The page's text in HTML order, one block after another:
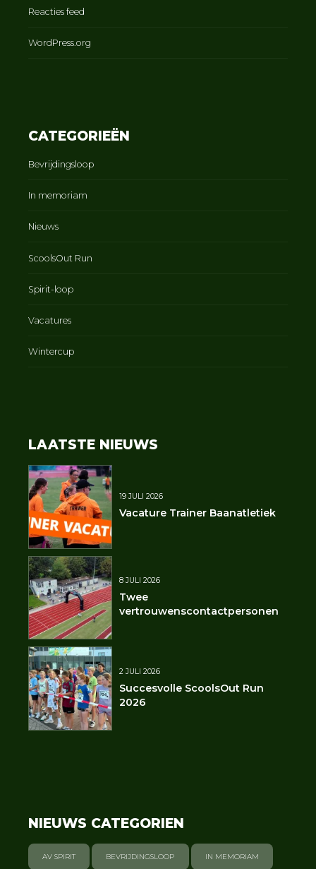
Reacties feed
WordPress.org
CATEGORIEËN
Bevrijdingsloop
In memoriam
Nieuws
ScoolsOut Run
Spirit-loop
Vacatures
Wintercup
LAATSTE NIEUWS
19 JULI 2026
Vacature Trainer Baanatletiek
8 JULI 2026
Twee
vertrouwenscontactpersonen
2 JULI 2026
Succesvolle ScoolsOut Run
2026
NIEUWS CATEGORIEN
AV SPIRIT BEVRIJDINGSLOOP IN MEMORIAM